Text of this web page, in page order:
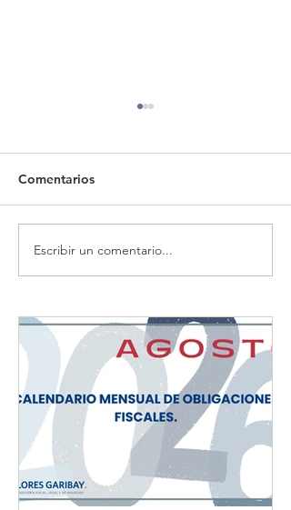
CALENDARIO MENSUAL
DE OBLIGACIONES
Comentarios
Escribir un comentario...